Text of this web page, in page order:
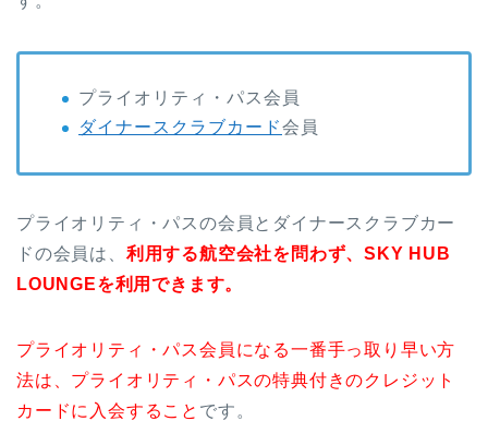
プライオリティ・パス会員
ダイナースクラブカード会員
プライオリティ・パスの会員とダイナースクラブカー
ドの会員は、 利用する航空会社を問わず、SKY HUB
LOUNGEを利用できます。
プライオリティ・パス会員になる一番手っ取り早い方
法は、プライオリティ・パスの特典付きのクレジット
カードに入会すること です。